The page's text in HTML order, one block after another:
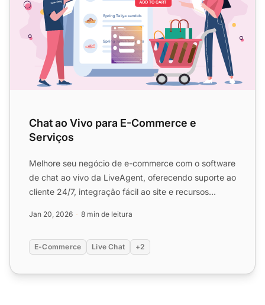
Chat ao Vivo para E-Commerce e
Serviços
Melhore seu negócio de e-commerce com o software
de chat ao vivo da LiveAgent, oferecendo suporte ao
cliente 24/7, integração fácil ao site e recursos
Jan 20, 2026 8 min de leitura
E-Commerce Live Chat +2